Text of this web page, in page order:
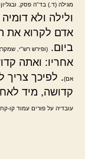
מגילה (ד.) בד"ה פסק,
ולילה ולא
אדם לקרוא את
ביום. (ופירש רש"י,
אחריו: ואתה
אם). לפיכך
קדושה, מיד
עובדיה על פורים עמוד קו-